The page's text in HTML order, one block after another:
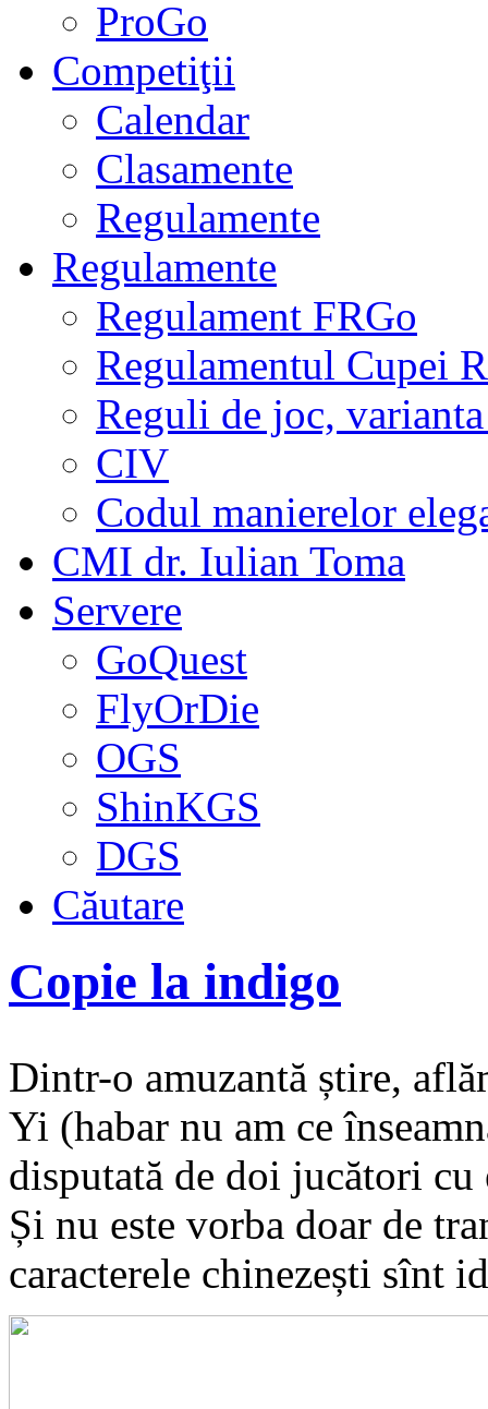
ProGo
Competiţii
Calendar
Clasamente
Regulamente
Regulamente
Regulament FRGo
Regulamentul Cupei
Reguli de joc,
CIV
Codul manierelor
CMI dr. Iulian Toma
Servere
GoQuest
FlyOrDie
OGS
ShinKGS
DGS
Căutare
Copie la indigo
Dintr-o amuzantă știre,
Yi (habar nu am ce
disputată de doi jucători cu
Și nu este vorba doar de
caracterele chinezești sînt